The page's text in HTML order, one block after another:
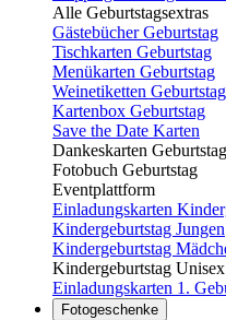
Alle Geburtstagsextras
Gästebücher Geburtstag
Tischkarten Geburtstag
Menükarten Geburtstag
Weinetiketten Geburtstag
Kartenbox Geburtstag
Save the Date Karten
Dankeskarten Geburtstag
Fotobuch Geburtstag
Eventplattform
Einladungskarten
Kindergeburtstag Jungen
Kindergeburtstag
Kindergeburtstag Unisex
Einladungskarten 1.
Fotogeschenke